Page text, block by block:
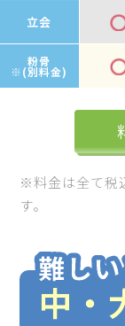
立会
粉骨
※(別料金)
※料金は全て税
す。